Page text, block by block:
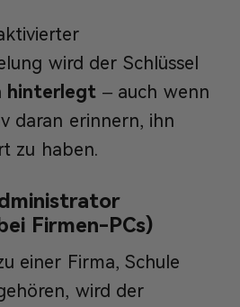
wird der Schlüssel
hinterlegt – auch wenn
daran erinnern, ihn
zu haben.
Firmen-PCs)
einer Firma, Schule
wird der